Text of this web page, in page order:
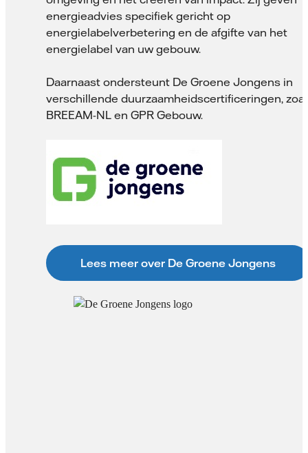
energieadvies specifiek gericht op
energielabelverbetering en de afgifte van het
energielabel van uw gebouw.
Daarnaast ondersteunt De Groene Jongens in
verschillende duurzaamheidscertificeringen,
BREEAM-NL en GPR Gebouw.
Lees meer over De Groene Jongens